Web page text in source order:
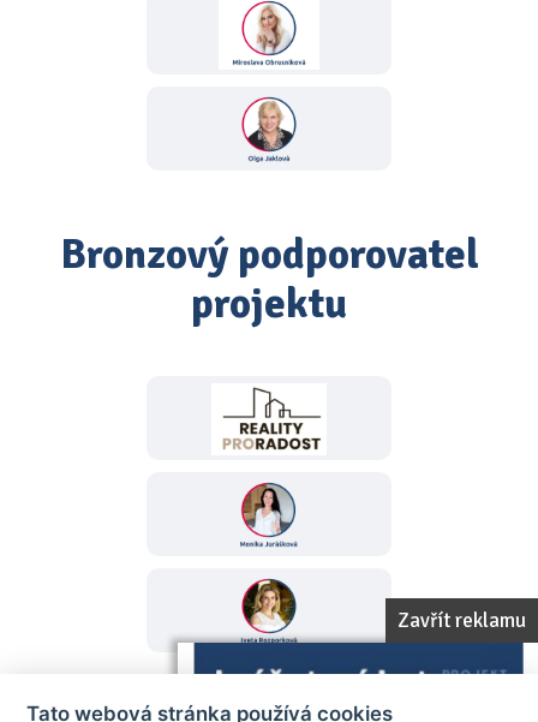
Zavřít reklamu
Bronzový podporovatel
projektu
Tato webová stránka používá cookies